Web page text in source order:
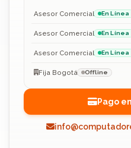
Asesor Comercial En Línea
Asesor Comercial En Línea
Asesor Comercial En Línea
Fija Bogotá Offline
Pago